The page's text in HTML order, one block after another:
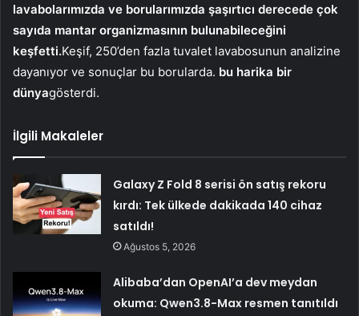
lavabolarımızda ve borularımızda şaşırtıcı derecede çok
sayıda mantar organizmasının bulunabileceğini
keşfetti.Keşif, 250’den fazla tuvalet lavabosunun analizine
dayanıyor ve sonuçlar bu borularda. bu harika bir
dünyagösterdi.
İlgili Makaleler
Galaxy Z Fold 8 serisi ön satış rekoru
kırdı: Tek ülkede dakikada 140 cihaz
satıldı!
Ağustos 5, 2026
Alibaba’dan OpenAI’a dev meydan
okuma: Qwen3.8-Max resmen tanıtıldı